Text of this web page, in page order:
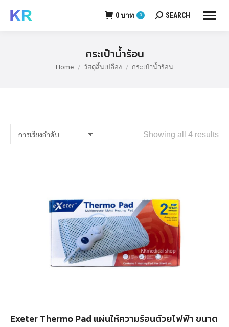
0บาท 0 Search:
SEARCH
กระเป๋าน้ำร้อน
You are here:
Home วัสดุสิ้นเปลือง กระเป๋าน้ำร้อน
Showing all 4 results
Exeter Thermo Pad แผ่นให้ความร้อนด้วยไฟฟ้า ขนาด